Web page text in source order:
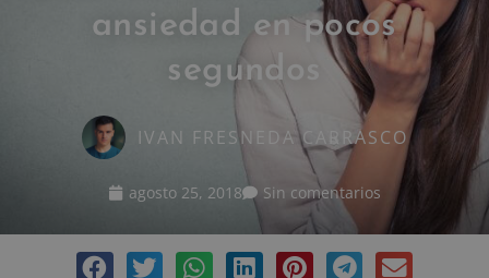
ansiedad en pocos
segundos
IVAN FRESNEDA CARRASCO
agosto 25, 2018 Sin comentarios